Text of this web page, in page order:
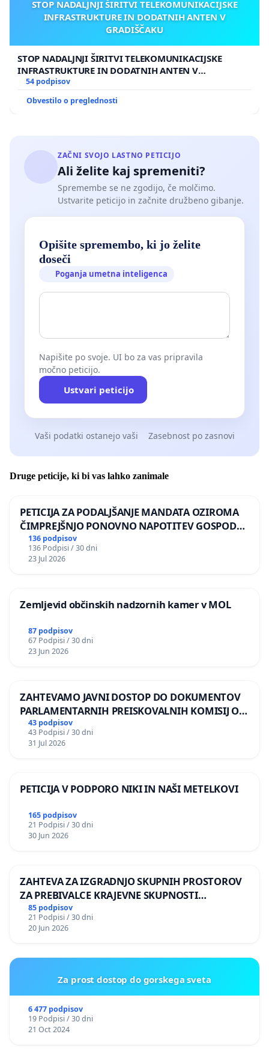
STOP NADALJNJI ŠIRITVI TELEKOMUNIKACIJSKE
INFRASTRUKTURE IN DODATNIH ANTEN V
GRADIŠČAKU
STOP NADALJNJI ŠIRITVI TELEKOMUNIKACIJSKE
INFRASTRUKTURE IN DODATNIH ANTEN V
GRADIŠČAKU
54 podpisov
Obvestilo o preglednosti
ZAČNI SVOJO LASTNO PETICIJO
Ali želite kaj spremeniti?
Spremembe se ne zgodijo, če molčimo.
Ustvarite peticijo in začnite družbeno gibanje.
Opišite spremembo, ki jo želite
doseči
Poganja umetna inteligenca
Napišite po svoje. UI bo za vas pripravila
močno peticijo.
Ustvari peticijo
Vaši podatki ostanejo vaši Zasebnost po zasnovi
Druge peticije, ki bi vas lahko zanimale
PETICIJA ZA PODALJŠANJE MANDATA OZIROMA
ČIMPREJŠNJO PONOVNO NAPOTITEV GOSPODA
BERNARDA ŠRAJNERJA NA VELEPOSLANIŠTVO
REPUBLIKE SLOVENIJE V MOSKVI
136 podpisov
136 Podpisi / 30 dni
23 Jul 2026
Zemljevid občinskih nadzornih kamer v MOL
87 podpisov
67 Podpisi / 30 dni
23 Jun 2026
ZAHTEVAMO JAVNI DOSTOP DO DOKUMENTOV
PARLAMENTARNIH PREISKOVALNIH KOMISIJ O
ILEGALNI TRGOVINI Z OROŽJEM
43 podpisov
43 Podpisi / 30 dni
31 Jul 2026
PETICIJA V PODPORO NIKI IN NAŠI METELKOVI
165 podpisov
21 Podpisi / 30 dni
30 Jun 2026
ZAHTEVA ZA IZGRADNJO SKUPNIH PROSTOROV
ZA PREBIVALCE KRAJEVNE SKUPNOSTI
PRESTRANEK
85 podpisov
21 Podpisi / 30 dni
20 Jun 2026
Za prost dostop do gorskega sveta
6 477 podpisov
19 Podpisi / 30 dni
21 Oct 2024